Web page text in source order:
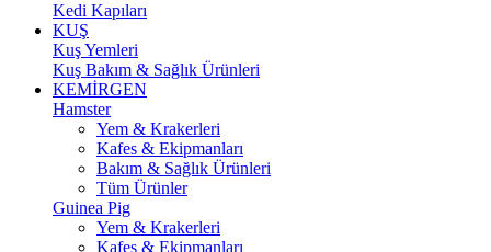
Kedi Kapıları
KUŞ
Kuş Yemleri
Kuş Bakım & Sağlık Ürünleri
KEMİRGEN
Hamster
Yem & Krakerleri
Kafes & Ekipmanları
Bakım & Sağlık Ürünleri
Tüm Ürünler
Guinea Pig
Yem & Krakerleri
Kafes & Ekipmanları